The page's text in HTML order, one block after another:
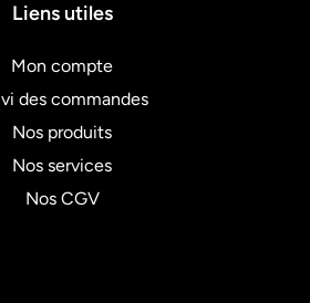
Liens utiles
Mon compte
des commandes
Nos produits
Nos services
Nos CGV